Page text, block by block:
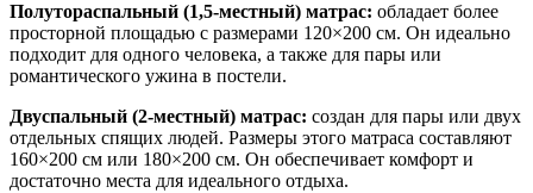
Полутораспальный (1,5-местный) матрас: обладает более
просторной площадью с размерами 120×200 см. Он идеально
подходит для одного человека, а также для пары или
романтического ужина в постели.
Двуспальный (2-местный) матрас: создан для пары или двух
отдельных спящих людей. Размеры этого матраса составляют
160×200 см или 180×200 см. Он обеспечивает комфорт и
достаточно места для идеального отдыха.